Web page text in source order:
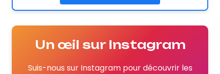
Un œil sur Instagram
Suis-nous sur Instagram pour découvrir les